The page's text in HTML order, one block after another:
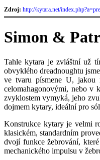
Zdroj: http://kytara.net/
Simon &
Tahle kytara je zvláštní už
obvyklého dreadnoughtu
ve tvaru písmene U, jakou
celomahagonovými, nebo v
zvyklostem vymyká, jeho
dojmem kytary, ideální pro
Konstrukce kytary je velmi
klasickém, standardním
dvojí funkce žebrování,
mechanického impulsu v